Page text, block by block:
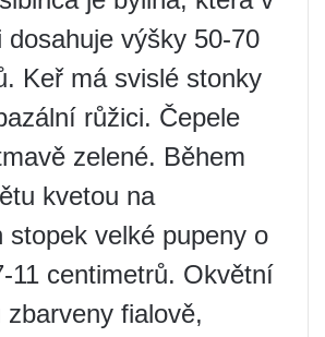
dosahuje výšky 50-70
Keř má svislé stonky
růžici. Čepele
zelené. Během
kvetou na
stopek velké pupeny o
11 centimetrů. Okvětní
fialově,